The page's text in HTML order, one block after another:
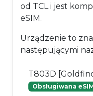
od TCL i jest
eSIM.
Urządzenie to
następującymi
T803D
Obsługiwana